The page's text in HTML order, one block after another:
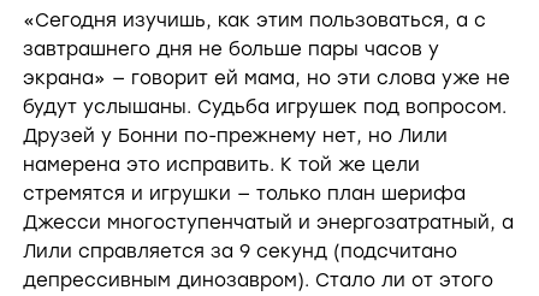
«Сегодня изучишь, как этим пользоваться, а с
завтрашнего дня не больше пары часов у
экрана» — говорит ей мама, но эти слова уже не
будут услышаны. Судьба игрушек под вопросом.
Друзей у Бонни по-прежнему нет, но Лили
намерена это исправить. К той же цели
стремятся и игрушки — только план шерифа
Джесси многоступенчатый и энергозатратный, а
Лили справляется за 9 секунд (подсчитано
депрессивным динозавром). Стало ли от этого